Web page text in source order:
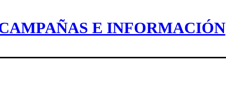
E INFORMACIÓN